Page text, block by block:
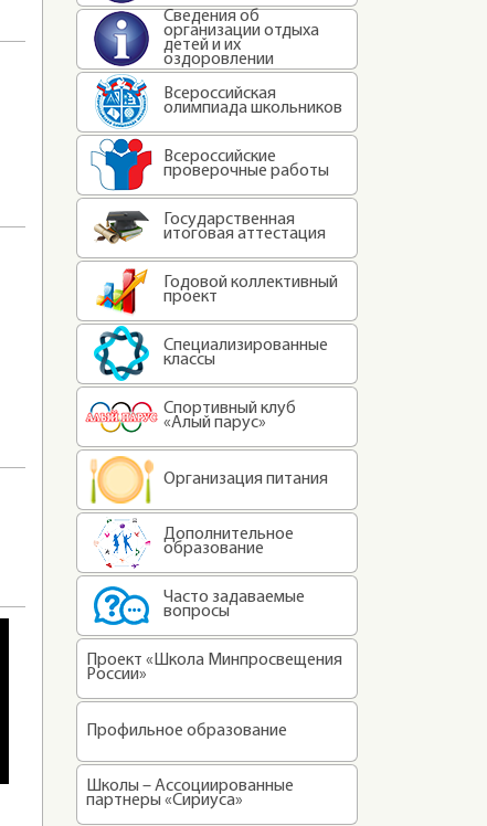
Сведения об
организации отдыха
детей и их
оздоровлении
Всероссийская
олимпиада школьников
Всероссийские
проверочные работы
Государственная
итоговая аттестация
Годовой коллективный
проект
Специализированные
классы
Спортивный клуб
«Алый парус»
Организация питания
Дополнительное
образование
Часто задаваемые
вопросы
Проект «Школа Минпросвещения
России»
Профильное образование
Школы – Ассоциированные
партнеры «Сириуса»